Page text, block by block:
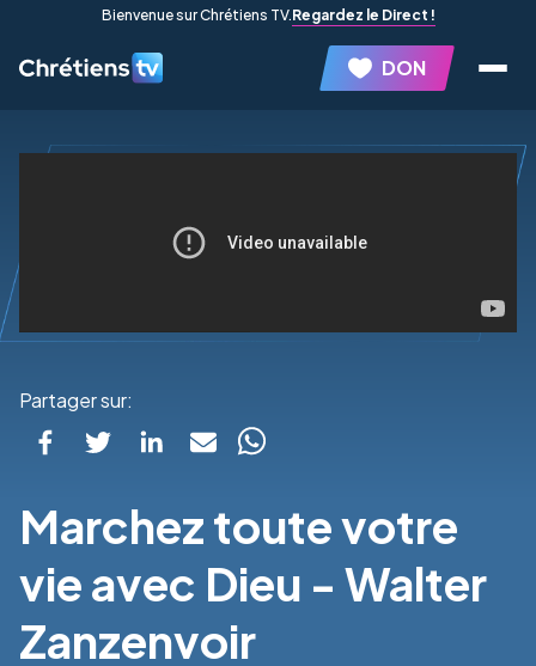
Bienvenue sur Chrétiens TV.Regardez le Direct !
DON
Partager sur:
Marchez toute votre
vie avec Dieu - Walter
Zanzenvoir